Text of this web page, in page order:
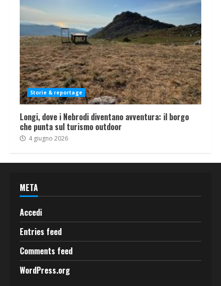
Storie & reportage
Longi, dove i Nebrodi diventano avventura: il borgo
che punta sul turismo outdoor
4 giugno 2026
META
Accedi
Entries feed
Comments feed
WordPress.org